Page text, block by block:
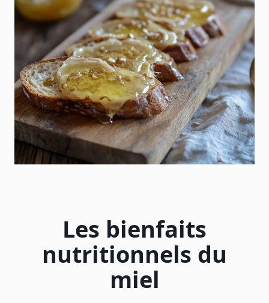
Les bienfaits
nutritionnels du
miel